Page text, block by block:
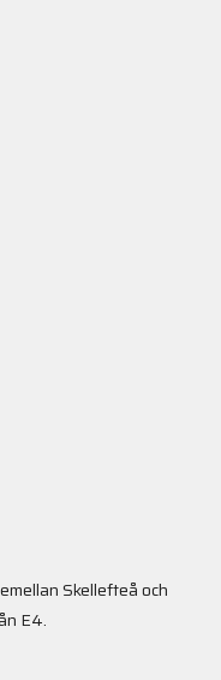
Skellefteå och
E4.